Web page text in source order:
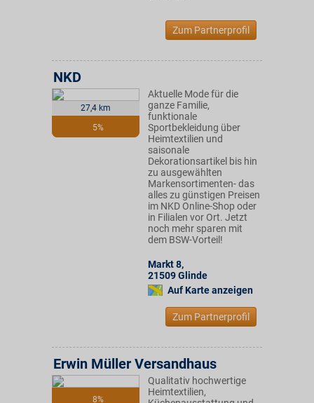
Zum Partnerprofil
27,4 km
5%
NKD
Aktuelle Mode für die
ganze Familie,
funktionale
Sportbekleidung über
Heimtextilien und
saisonale
Dekorationsartikel bis hin
zu ausgewählten
Markensortimenten- das
alles zu günstigen Preisen
im NKD Online-Shop oder
in Filialen vor Ort. Jetzt
noch mehr sparen mit
dem BSW-Vorteil!
Markt 8,
21509Glinde
Auf Karte anzeigen
Zum Partnerprofil
8%
Erwin Müller Versandhaus
Qualitativ hochwertige
Heimtextilien,